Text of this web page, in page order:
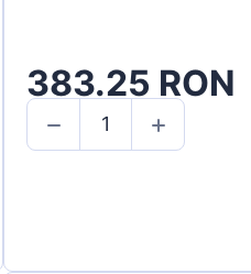
383.25 RON